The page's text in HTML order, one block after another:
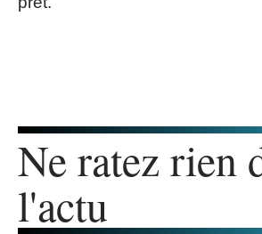
Ne ratez rien
l'actu